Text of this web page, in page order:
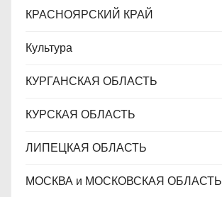
КРАСНОЯРСКИЙ КРАЙ
Культура
КУРГАНСКАЯ ОБЛАСТЬ
КУРСКАЯ ОБЛАСТЬ
ЛИПЕЦКАЯ ОБЛАСТЬ
МОСКВА и МОСКОВСКАЯ ОБЛАСТЬ